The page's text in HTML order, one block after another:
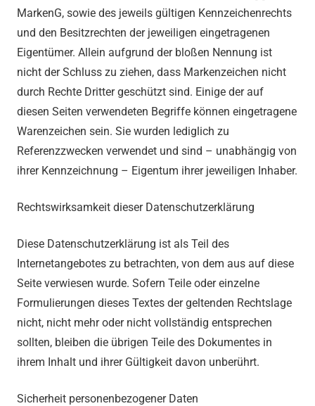
MarkenG, sowie des jeweils gültigen Kennzeichenrechts
und den Besitzrechten der jeweiligen eingetragenen
Eigentümer. Allein aufgrund der bloßen Nennung ist
nicht der Schluss zu ziehen, dass Markenzeichen nicht
durch Rechte Dritter geschützt sind. Einige der auf
diesen Seiten verwendeten Begriffe können eingetragene
Warenzeichen sein. Sie wurden lediglich zu
Referenzzwecken verwendet und sind – unabhängig von
ihrer Kennzeichnung – Eigentum ihrer jeweiligen Inhaber.
Rechtswirksamkeit dieser Datenschutzerklärung
Diese Datenschutzerklärung ist als Teil des
Internetangebotes zu betrachten, von dem aus auf diese
Seite verwiesen wurde. Sofern Teile oder einzelne
Formulierungen dieses Textes der geltenden Rechtslage
nicht, nicht mehr oder nicht vollständig entsprechen
sollten, bleiben die übrigen Teile des Dokumentes in
ihrem Inhalt und ihrer Gültigkeit davon unberührt.
Sicherheit personenbezogener Daten